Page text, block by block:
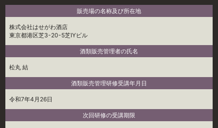
販売場の名称及び所在地
株式会社はせがわ酒店
東京都港区芝3-20-5芝IYビル
酒類販売管理者の氏名
松丸 結
酒類販売管理研修受講年月日
令和7年4月26日
次回研修の受講期限